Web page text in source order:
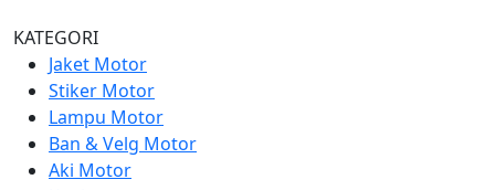
KATEGORI
Jaket Motor
Stiker Motor
Lampu Motor
Ban & Velg Motor
Aki Motor